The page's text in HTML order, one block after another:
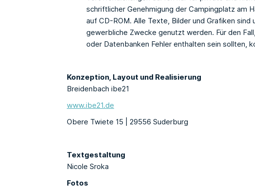
schriftlicher Genehmigung der Campingplatz am
auf CD-ROM. Alle Texte, Bilder und Grafiken
gewerbliche Zwecke genutzt werden. Für den
oder Datenbanken Fehler enthalten sein sollten,
Konzeption, Layout und Realisierung
Breidenbach ibe21
www.ibe21.de
Obere Twiete 15 | 29556 Suderburg
Textgestaltung
Nicole Sroka
Fotos